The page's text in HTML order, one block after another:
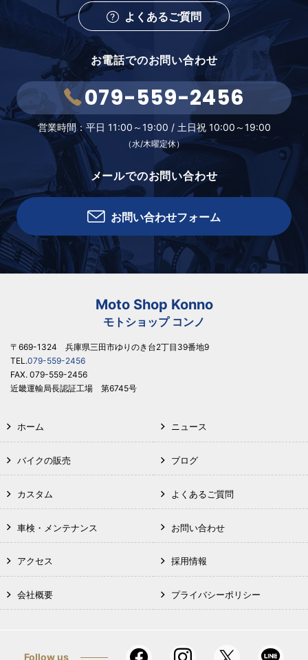
よくあるご質問
お電話でのお問い合わせ
079-559-2456
営業時間：平日 11:00～19:00 / 土日祝 10:00～19:00
（水/木曜定休）
メールでのお問い合わせ
お問い合わせフォーム
Moto Shop Konno
モトショップ コンノ
〒669-1324 兵庫県三田市ゆりのき台2丁目39番地9
TEL.079-559-2456
FAX. 079-559-2456
近畿運輸局長認証工場 第6745号
ホーム
バイクの販売
カスタム
車検・メンテナンス
アクセス
会社概要
ニュース
ブログ
よくあるご質問
お問い合わせ
採用情報
プライバシーポリシー
Follow us